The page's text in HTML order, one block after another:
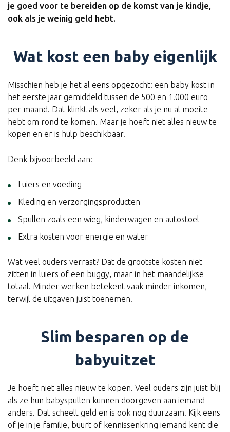
je goed voor te bereiden op de komst van je kindje,
ook als je weinig geld hebt.
Wat kost een baby eigenlijk
Misschien heb je het al eens opgezocht: een baby kost in
het eerste jaar gemiddeld tussen de 500 en 1.000 euro
per maand. Dat klinkt als veel, zeker als je nu al moeite
hebt om rond te komen. Maar je hoeft niet alles nieuw te
kopen en er is hulp beschikbaar.
Denk bijvoorbeeld aan:
Luiers en voeding
Kleding en verzorgingsproducten
Spullen zoals een wieg, kinderwagen en autostoel
Extra kosten voor energie en water
Wat veel ouders verrast? Dat de grootste kosten niet
zitten in luiers of een buggy, maar in het maandelijkse
totaal. Minder werken betekent vaak minder inkomen,
terwijl de uitgaven juist toenemen.
Slim besparen op de
babyuitzet
Je hoeft niet alles nieuw te kopen. Veel ouders zijn juist blij
als ze hun babyspullen kunnen doorgeven aan iemand
anders. Dat scheelt geld en is ook nog duurzaam. Kijk eens
of je in je familie, buurt of kennissenkring iemand kent die